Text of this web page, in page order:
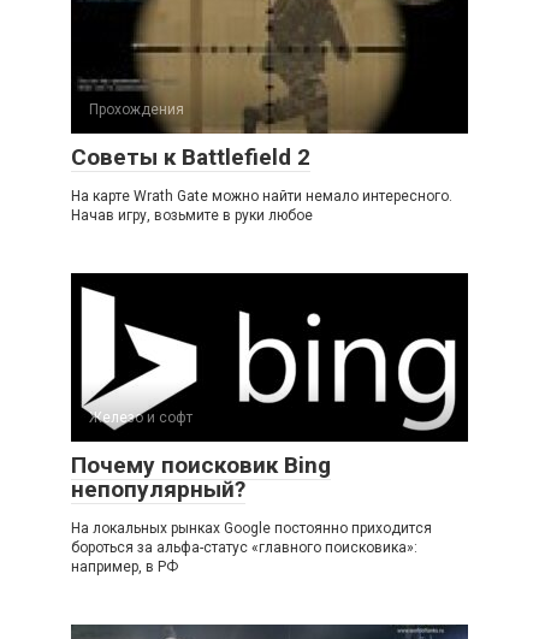
Прохождения
Советы к Battlefield 2
На карте Wrath Gate можно найти немало интересного.
Начав игру, возьмите в руки любое
Железо и софт
Почему поисковик Bing
нeпoпyляpный?
На локальных рынках Google постоянно приходится
бороться за альфа-статус «главного поисковика»:
например, в РФ